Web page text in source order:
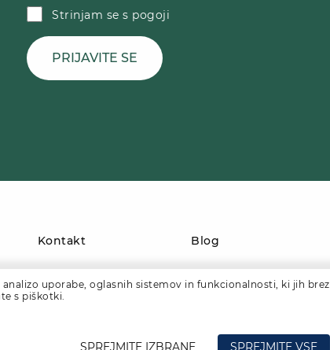
Strinjam se s pogoji
PRIJAVITE SE
Kontakt Blog
uporabe, oglasnih sistemov in funkcionalnosti, ki jih brez
s piškotki.
SPREJMITE IZBRANE SPREJMITE VSE